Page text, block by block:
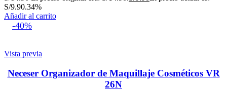
S/9.90.34%
Añadir al carrito
-40%
Vista previa
Neceser Organizador de Maquillaje Cosméticos VR
26N